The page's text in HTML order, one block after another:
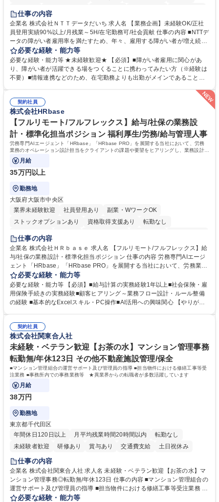
育休あり
完全週休2日制
仕事の内容
企業名 株式会社ＮＴＴデータだいち 求人名 【業務企画】未経験OK/正社
員登用実績90%以上/月残業～5H/在宅勤務可/社会貢献 仕事の内容 ■NTTデ
ータの障がい者雇用率を満たすため、年々、雇用する障がい者が増え続け
ています。中でも、完全在宅勤務の障がい者の増加数が多いため、その業
務を増やすお仕事を担っていただきます。 【詳細】■既存業務の拡大およ
び運用のサポート(オペレーション業務:申請書の作成代行等) ■新規事業・
サービスの企画立案および推進 障がい者の方にどんな仕事があると良いか
します。 ■在宅勤務の障がい者社員とのコミュニケーションを通じた適性
やスキルの把握 ■AI活用業務など、既存領域を超えた案件の開拓 ■NTTデ
ータグループの会社へ提案活動 募集職種 【業務企画】未経験OK/正社員登
用実績90%以上/月残業～5H/在宅勤務可/社会貢献
必要な経験・能力等
必要な経験・能力等 ★未経験歓迎★ 【必須】■障がい者雇用に関心があ
り、障がい者が活躍できる場をつくることに携わってみたい方（※経験は
不要）■情報連携などのため、在宅勤務よりも出勤がメインであることに
や活躍の場を生む、唯一無二の社会貢献性を実感できます。 【正社員登
用】正社員登用を前提としておりますので、最短で1.5年～2年で正社員へ
の雇用切り替えとなります。過去の正社員登用率は90％です。 将来的に
は当社の中核となる管理職になって頂く事を期待しています。 正社員登用
に向け全力でサポートを行いますのでご安心ください。 学歴・資格 学
歴：大学院 大学 高専 短大 専修学校 高校 語学力： 資格：
契約社員
株式会社HRbase
【フルリモート/フルフレックス】給与/社保の業務設
計・標準化担当ポジション 福利厚生/労務/給与管理人事
労務専門AIエージェント「HRbase」「HRbase PRO」を展開する当社において、労務
業務のオペレーション設計担当をクライアントの課題や要望をヒアリングし、業務設計や
システム設定へと落とし込むポジションです。
月給
35万円以上
勤務地
大阪府大阪市中央区
業界未経験歓迎
社員登用あり
副業・WワークOK
ストックオプションあり
資格取得支援あり
転勤なし
時短勤務あり
服装自由
仕事の内容
企業名 株式会社ＨＲｂａｓｅ 求人名 【フルリモート/フルフレックス】給
与/社保の業務設計・標準化担当ポジション 仕事の内容 労務専門AIエージ
ェント「HRbase」「HRbase PRO」を展開する当社において、労務業務
のオペレーション設計担当をクライアントの課題や要望をヒアリングし、
業務設計やシステム設定へと落とし込むポジションです。 【具体的に
は】・業務オペレーション設計（要件定義/顧客ヒアリング/業務オペレー
ションの洗い出し、ルール整備、システム設定) ・業務マニュアル作成、
（年調等の年次業務など） 募集職種 【フルリモート/フルフレックス】給
与/社保の業務設計・標準化担当ポジション
必要な経験・能力等
必要な経験・能力等 【必須】■給与計算の実務経験1年以上■社会保険・雇
用保険手続きの実務経験■顧客ヒアリング～業務フロー設計・ルール整備
の経験 ■基本的なExcelスキル・PC操作■AI活用への興味関心 【やりが
る設計にとどまらず、ご自身が現場のエキスパートとしてオペレーション
を実行する機会もあり、実務と改善の両面でスキルを発揮できる環境で
す。 学歴・資格 学歴：大学院 大学 高専 短大 専修学校 高校 語学力： 資
格：
契約社員
株式会社関東合人社
未経験・ベテラン歓迎【お茶の水】マンション管理事務
転勤無/年休123日 その他不動産施設管理/保全
■マンション管理組合の運営サポート及び管理員の指導 ■担当物件における修繕工事等受
注業務 ■事務所内での事務業務等 ★異業界からの転職者が多数活躍しています
月給
38万円
勤務地
東京都千代田区
年間休日120日以上
月平均残業時間20時間以内
転勤なし
未経験者歓迎
研修あり 賞与あり 交通費支給 土日祝休み
仕事の内容
企業名 株式会社関東合人社 求人名 未経験・ベテラン歓迎【お茶の水】マ
ンション管理事務◎転勤無/年休123日 仕事の内容 ■マンション管理組合の
運営サポート及び管理員の指導 ■担当物件における修繕工事等受注業務 ■
事務所内での事務業務等 ★異業界からの転職者が多数活躍しています
必要な経験・能力等